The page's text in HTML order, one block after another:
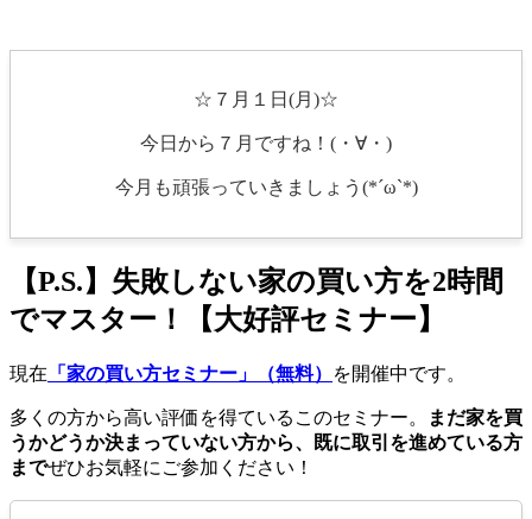
☆７月１日(月)☆
今日から７月ですね！(・∀・)
今月も頑張っていきましょう(*´ω`*)
【P.S.】失敗しない家の買い方を2時間
でマスター！【大好評セミナー】
現在 「家の買い方セミナー」（無料） を開催中です。
多くの方から高い評価を得ているこのセミナー。
まだ家を買
うかどうか決まっていない方から、既に取引を進めている方
までぜひお気軽にご参加ください！